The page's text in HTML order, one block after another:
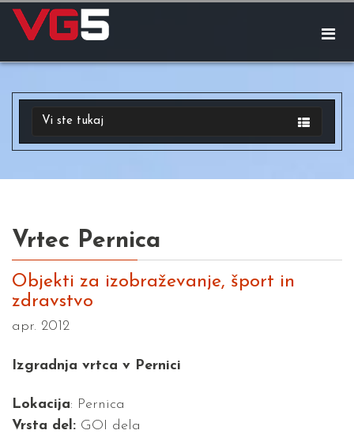
Vi ste tukaj
Vrtec Pernica
Objekti za izobraževanje, šport in
zdravstvo
apr. 2012
Izgradnja vrtca v Pernici
Lokacija: Pernica
Vrsta del: GOI dela